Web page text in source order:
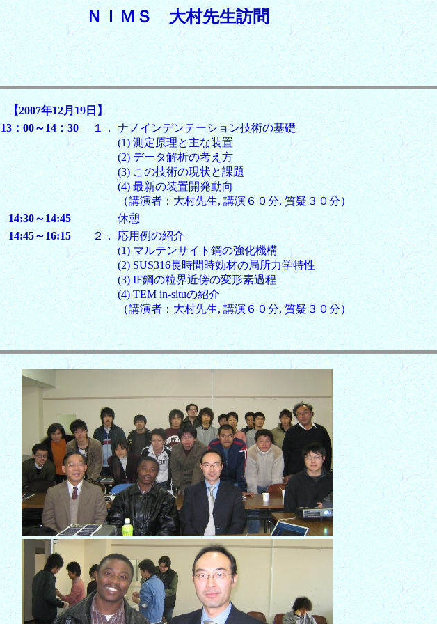
ＮＩＭＳ 大村先生訪問
【2007年12月19日】
13：00～14：30 １． ナノインデンテーション技術の基礎
(1) 測定原理と主な装置
(2) データ解析の考え方
(3) この技術の現状と課題
(4) 最新の装置開発動向
（講演者：大村先生, 講演６０分, 質疑３０分）
14:30～14:45
休憩
14:45～16:15
２． 応用例の紹介
(1) マルテンサイト鋼の強化機構
(2) SUS316長時間時効材の局所力学特性
(3) IF鋼の粒界近傍の変形素過程
(4) TEM in-situの紹介
（講演者：大村先生, 講演６０分, 質疑３０分）